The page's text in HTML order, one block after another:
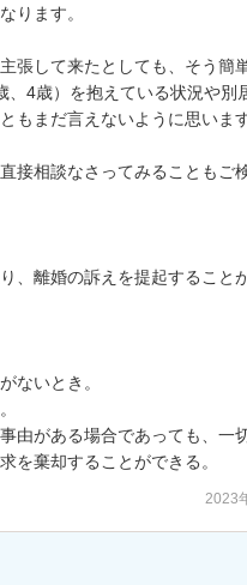
ります。
張して来たとしても、そう簡
4歳）を抱えている状況や別
もまだ言えないように思います
接相談なさってみることもご
、離婚の訴えを提起すること
ないとき。
由がある場合であっても、一
を棄却することができる。
2023